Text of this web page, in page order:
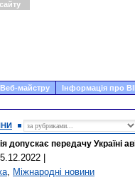
Веб-майстру Інформація про
допускає передачу Україні
, Міжнародні новини